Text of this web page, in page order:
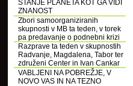
STANJE PLANETA KOT GA VIDI
ZNANOST
Zbori samoorganiziranih
skupnosti v MB ta teden, v torek
pa predavanje o podnebni krizi
Razprave ta teden v skupnostih
Radvanje, Magdalena, Tabor ter
združeni Center in Ivan Cankar
VABLJENI NA POBREŽJE, V
NOVO VAS IN NA TEZNO